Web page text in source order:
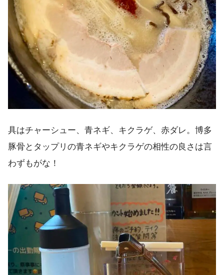
具はチャーシュー、青ネギ、キクラゲ、赤ダレ。博多
豚骨とタップリの青ネギやキクラゲの相性の良さは言
わずもがな！